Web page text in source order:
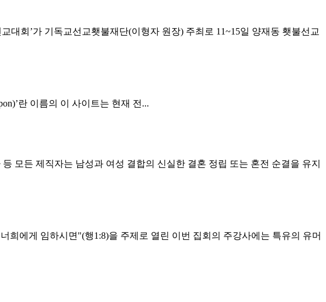
대회’가 기독교선교횃불재단(이형자 원장) 주최로 11~15일 양재동 횃불선교
란 이름의 이 사이트는 현재 전...
모든 제직자는 남성과 여성 결합의 신실한 결혼 정립 또는 혼전 순결을 유지
희에게 임하시면"(행1:8)을 주제로 열린 이번 집회의 주강사에는 특유의 유머